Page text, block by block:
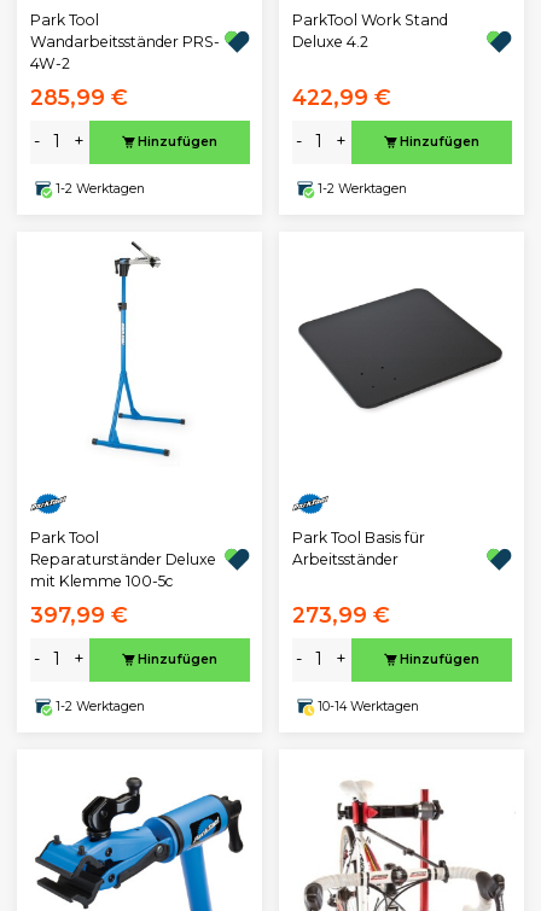
Park Tool
Wandarbeitsständer PRS-
4W-2
285,99 €
- + Hinzufügen
1-2 Werktagen
ParkTool Work Stand
Deluxe 4.2
422,99 €
- + Hinzufügen
1-2 Werktagen
Park Tool
Reparaturständer Deluxe
mit Klemme 100-5c
397,99 €
- + Hinzufügen
1-2 Werktagen
Park Tool Basis für
Arbeitsständer
273,99 €
- + Hinzufügen
10-14 Werktagen